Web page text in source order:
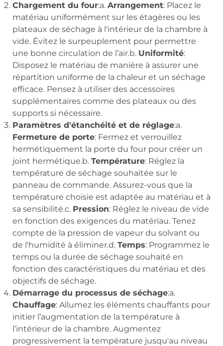
Chargement du four:a. Arrangement: Placez le
matériau uniformément sur les étagères ou les
plateaux de séchage à l'intérieur de la chambre à
vide. Évitez le surpeuplement pour permettre
une bonne circulation de l’air.b. Uniformité:
Disposez le matériau de manière à assurer une
répartition uniforme de la chaleur et un séchage
efficace. Pensez à utiliser des accessoires
supplémentaires comme des plateaux ou des
supports si nécessaire.
Paramètres d'étanchéité et de réglage:a.
Fermeture de porte: Fermez et verrouillez
hermétiquement la porte du four pour créer un
joint hermétique.b. Température: Réglez la
température de séchage souhaitée sur le
panneau de commande. Assurez-vous que la
température choisie est adaptée au matériau et à
sa sensibilité.c. Pression: Réglez le niveau de vide
en fonction des exigences du matériau. Tenez
compte de la pression de vapeur du solvant ou
de l'humidité à éliminer.d. Temps: Programmez le
temps ou la durée de séchage souhaité en
fonction des caractéristiques du matériau et des
objectifs de séchage.
Démarrage du processus de séchage:a.
Chauffage: Allumez les éléments chauffants pour
initier l’augmentation de la température à
l’intérieur de la chambre. Augmentez
progressivement la température jusqu'au niveau